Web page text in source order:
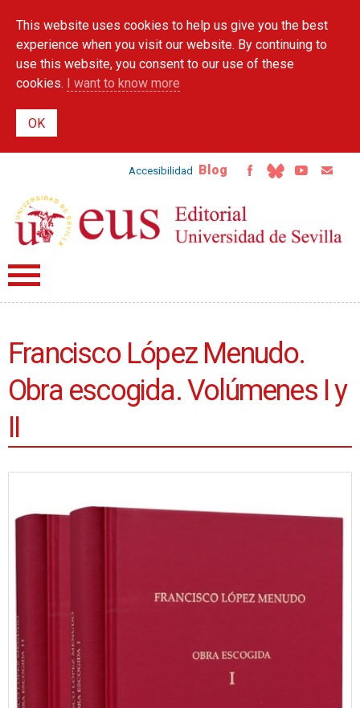
main
content
This website uses cookies to help us give you the best
experience when you visit our website. By continuing to
use this website, you consent to our use of these
cookies. I want to know more
Accesibilidad Blog
Francisco López Menudo.
Obra escogida. Volúmenes I y
II